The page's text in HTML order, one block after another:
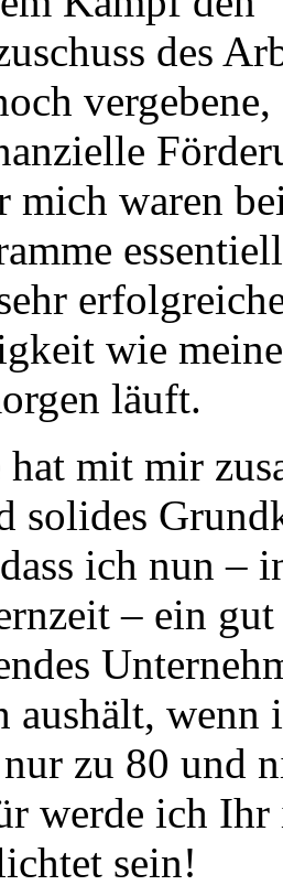
des
vergebene,
mich waren
wie
läuft.
hat mit mir
solides
ich nun –
– ein gut
aushält,
zu 80 und
werde ich Ihr
sein!